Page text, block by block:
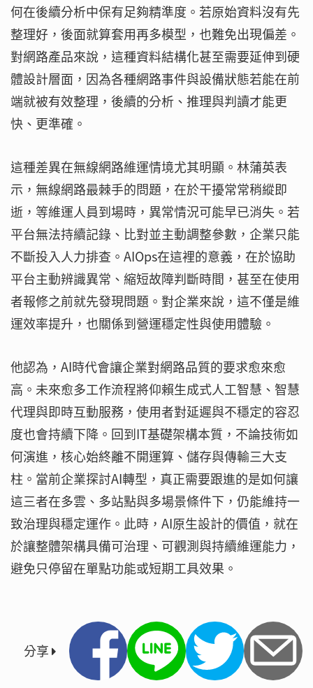
何在後續分析中保有足夠精準度。若原始資料沒有先
整理好，後面就算套用再多模型，也難免出現偏差。
對網路產品來說，這種資料結構化甚至需要延伸到硬
體設計層面，因為各種網路事件與設備狀態若能在前
端就被有效整理，後續的分析、推理與判讀才能更
快、更準確。
這種差異在無線網路維運情境尤其明顯。林蒲英表
示，無線網路最棘手的問題，在於干擾常常稍縱即
逝，等維運人員到場時，異常情況可能早已消失。若
平台無法持續記錄、比對並主動調整參數，企業只能
不斷投入人力排查。AIOps在這裡的意義，在於協助
平台主動辨識異常、縮短故障判斷時間，甚至在使用
者報修之前就先發現問題。對企業來說，這不僅是維
運效率提升，也關係到營運穩定性與使用體驗。
他認為，AI時代會讓企業對網路品質的要求愈來愈
高。未來愈多工作流程將仰賴生成式人工智慧、智慧
代理與即時互動服務，使用者對延遲與不穩定的容忍
度也會持續下降。回到IT基礎架構本質，不論技術如
何演進，核心始終離不開運算、儲存與傳輸三大支
柱。當前企業探討AI轉型，真正需要跟進的是如何讓
這三者在多雲、多站點與多場景條件下，仍能維持一
致治理與穩定運作。此時，AI原生設計的價值，就在
於讓整體架構具備可治理、可觀測與持續維運能力，
避免只停留在單點功能或短期工具效果。
分享